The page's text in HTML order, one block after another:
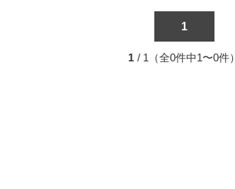
1
1 / 1（全0件中1〜0件）